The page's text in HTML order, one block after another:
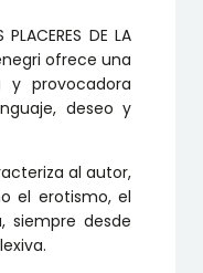
DE LA
ofrece una
y provocadora
deseo y
al autor,
el erotismo, el
siempre desde